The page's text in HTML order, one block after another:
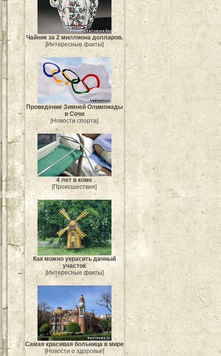
Чайник за 2 миллиона долларов.
[Интересные факты]
Проведение Зимней Олимпиады
в Сочи
[Новости спорта]
4 лет в коме
[Происшествия]
Как можно украсить дачный
участок
[Интересные факты]
Самая красивая больница в мире
[Новости о здоровье]